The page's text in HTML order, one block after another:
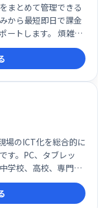
まとめて管理できる
から最短即日で課金
ートします。 煩雑な
を軽減。 柔軟なシス
です。
場のICT化を総合的に
す。PC、タブレッ
学校、高校、専門学
ています。生徒・教
ル教材の活用などを